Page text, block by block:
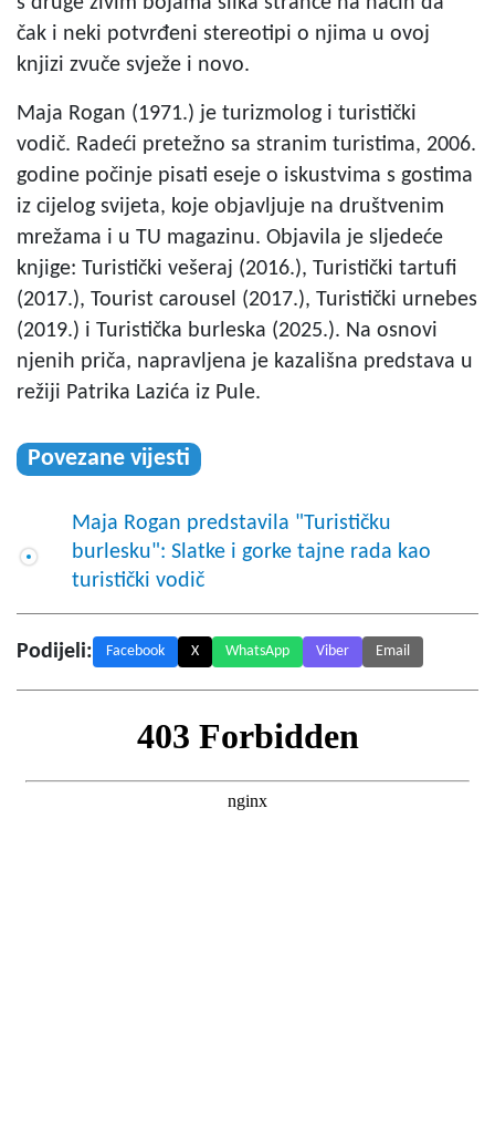
čak i neki potvrđeni stereotipi o njima u ovoj
knjizi zvuče svježe i novo.
Maja Rogan (1971.) je turizmolog i turistički
vodič. Radeći pretežno sa stranim turistima, 2006.
godine počinje pisati eseje o iskustvima s gostima
iz cijelog svijeta, koje objavljuje na društvenim
mrežama i u TU magazinu. Objavila je sljedeće
knjige: Turistički vešeraj (2016.), Turistički tartufi
(2017.), Tourist carousel (2017.), Turistički urnebes
(2019.) i Turistička burleska (2025.). Na osnovi
njenih priča, napravljena je kazališna predstava u
režiji Patrika Lazića iz Pule.
Povezane vijesti
Maja Rogan predstavila "Turističku
burlesku": Slatke i gorke tajne rada kao
turistički vodič
Podijeli: Facebook X WhatsApp Viber Email